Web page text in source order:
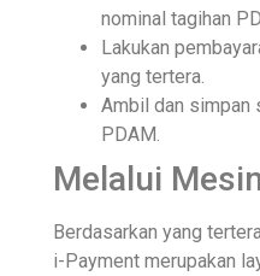
nominal tagihan
Lakukan
yang tertera.
Ambil dan simpan
PDAM.
Melalui
Berdasarkan yang
i-Payment merupakan